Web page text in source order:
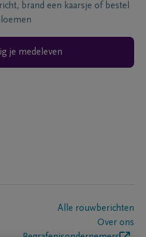
brand een kaarsje of bestel
je medeleven
Alle rouwberichten
Over ons